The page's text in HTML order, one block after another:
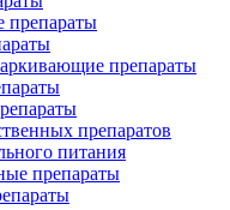
препараты
препараты
препаратов
питания
препараты